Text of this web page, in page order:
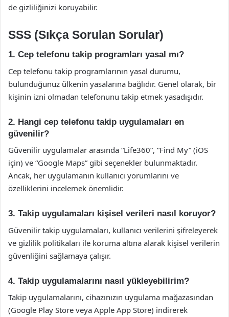
de gizliliğinizi koruyabilir.
SSS (Sıkça Sorulan Sorular)
1. Cep telefonu takip programları yasal mı?
Cep telefonu takip programlarının yasal durumu,
bulunduğunuz ülkenin yasalarına bağlıdır. Genel olarak, bir
kişinin izni olmadan telefonunu takip etmek yasadışıdır.
2. Hangi cep telefonu takip uygulamaları en
güvenilir?
Güvenilir uygulamalar arasında “Life360”, “Find My” (iOS
için) ve “Google Maps” gibi seçenekler bulunmaktadır.
Ancak, her uygulamanın kullanıcı yorumlarını ve
özelliklerini incelemek önemlidir.
3. Takip uygulamaları kişisel verileri nasıl koruyor?
Güvenilir takip uygulamaları, kullanıcı verilerini şifreleyerek
ve gizlilik politikaları ile koruma altına alarak kişisel verilerin
güvenliğini sağlamaya çalışır.
4. Takip uygulamalarını nasıl yükleyebilirim?
Takip uygulamalarını, cihazınızın uygulama mağazasından
(Google Play Store veya Apple App Store) indirerek